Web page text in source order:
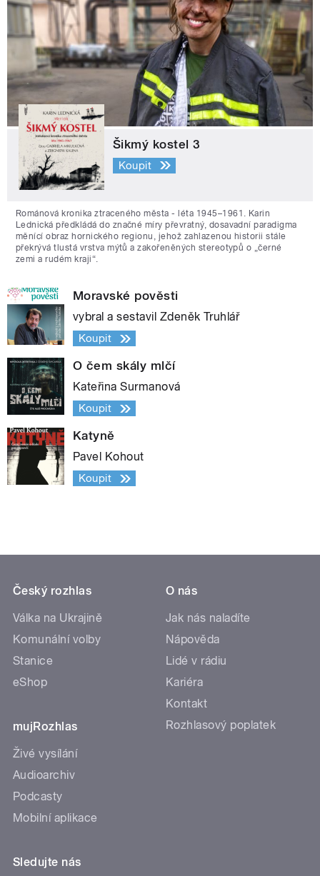
Šikmý kostel 3
Koupit
Románová kronika ztraceného města - léta 1945–1961. Karin
Lednická předkládá do značné míry převratný, dosavadní paradigma
měnící obraz hornického regionu, jehož zahlazenou historii stále
překrývá tlustá vrstva mýtů a zakořeněných stereotypů o „černé
zemi a rudém kraji“.
Moravské pověsti
vybral a sestavil Zdeněk Truhlář
Koupit
O čem skály mlčí
Kateřina Surmanová
Koupit
Katyně
Pavel Kohout
Koupit
Český rozhlas
Válka na Ukrajině
Komunální volby
Stanice
eShop
mujRozhlas
Živé vysílání
Audioarchiv
Podcasty
Mobilní aplikace
O nás
Jak nás naladíte
Nápověda
Lidé v rádiu
Kariéra
Kontakt
Rozhlasový poplatek
Sledujte nás